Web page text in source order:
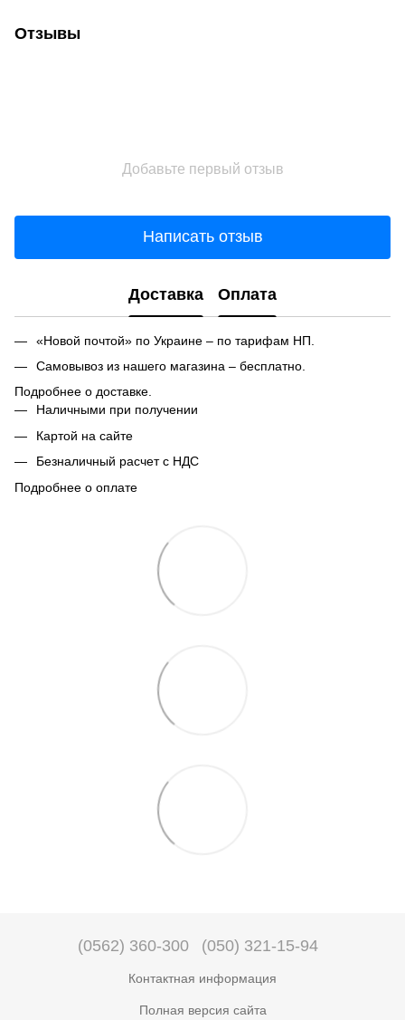
Отзывы
Добавьте первый отзыв
Написать отзыв
Доставка Оплата
«Новой почтой» по Украине – по тарифам НП.
Самовывоз из нашего магазина – бесплатно.
Подробнее о доставке.
Наличными при получении
Картой на сайте
Безналичный расчет с НДС
Подробнее о оплате
(0562) 360-300 (050) 321-15-94
Контактная информация
Полная версия сайта